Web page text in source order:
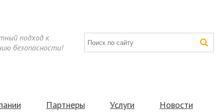
подход к
безопасности!
Партнеры Услуги Новости